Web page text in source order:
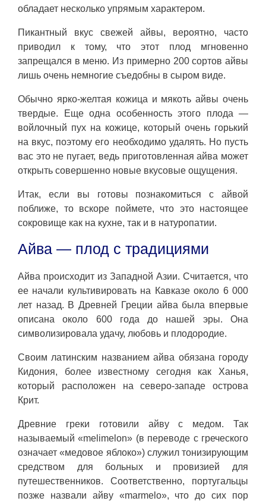
обладает несколько упрямым характером.
Пикантный вкус свежей айвы, вероятно, часто
приводил к тому, что этот плод мгновенно
запрещался в меню. Из примерно 200 сортов айвы
лишь очень немногие съедобны в сыром виде.
Обычно ярко-желтая кожица и мякоть айвы очень
твердые. Еще одна особенность этого плода —
войлочный пух на кожице, который очень горький
на вкус, поэтому его необходимо удалять. Но пусть
вас это не пугает, ведь приготовленная айва может
открыть совершенно новые вкусовые ощущения.
Итак, если вы готовы познакомиться с айвой
поближе, то вскоре поймете, что это настоящее
сокровище как на кухне, так и в натуропатии.
Айва — плод с традициями
Айва происходит из Западной Азии. Считается, что
ее начали культивировать на Кавказе около 6 000
лет назад. В Древней Греции айва была впервые
описана около 600 года до нашей эры. Она
символизировала удачу, любовь и плодородие.
Своим латинским названием айва обязана городу
Кидония, более известному сегодня как Ханья,
который расположен на северо-западе острова
Крит.
Древние греки готовили айву с медом. Так
называемый «melimelon» (в переводе с греческого
означает «медовое яблоко») служил тонизирующим
средством для больных и провизией для
путешественников. Соответственно, португальцы
позже назвали айву «marmelo», что до сих пор